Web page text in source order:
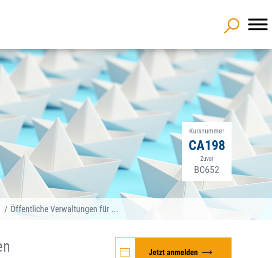
Kursnummer
CA198
Zuvor
BC652
Öffentliche Verwaltungen für ...
Jetzt anmelden